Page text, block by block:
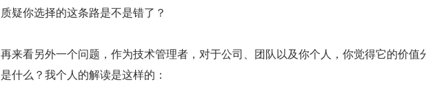
质疑你选择的这条路是不是错了？
再来看另外一个问题，作为技术管理者，对于公司、团队以及你个人，你觉得它的价值
是什么？我个人的解读是这样的：